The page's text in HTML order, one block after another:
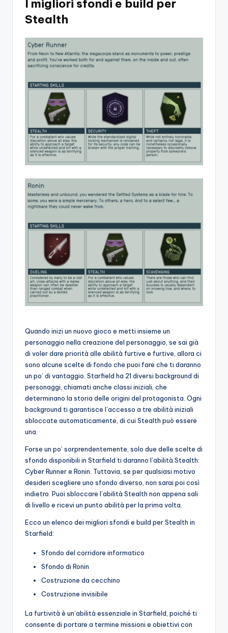
I migliori sfondi e build per
Stealth
Quando inizi un nuovo gioco e metti insieme un
personaggio nella creazione del personaggio, se sai già
di voler dare priorità alle abilità furtive e furtive, allora ci
sono alcune scelte di fondo che puoi fare che ti daranno
un po’ di vantaggio. Starfield ha 21 diversi background di
personaggi, chiamati anche classi iniziali, che
determinano la storia delle origini del protagonista. Ogni
background ti garantisce l’accesso a tre abilità iniziali
sbloccate automaticamente, di cui Stealth può essere
una.
Forse un po’ sorprendentemente, solo due delle scelte di
sfondo disponibili in Starfield ti daranno l’abilità Stealth:
Cyber ​​Runner e Ronin. Tuttavia, se per qualsiasi motivo
desideri scegliere uno sfondo diverso, non sarai poi così
indietro. Puoi sbloccare l’abilità Stealth non appena sali
di livello e ricevi un punto abilità per la prima volta.
Ecco un elenco dei migliori sfondi e build per Stealth in
Starfield:
Sfondo del corridore informatico
Sfondo di Ronin
Costruzione da cecchino
Costruzione invisibile
La furtività è un’abilità essenziale in Starfield, poiché ti
consente di portare a termine missioni e obiettivi con